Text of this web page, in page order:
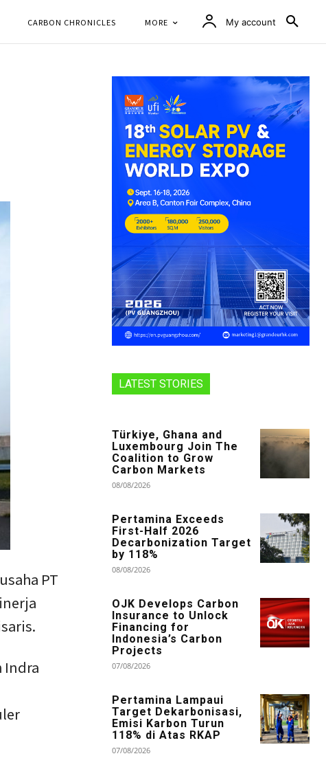
CARBON CHRONICLES MORE My account
PT
Indra
LATEST STORIES
Türkiye, Ghana and
Luxembourg Join The
Coalition to Grow
Carbon Markets
08/08/2026
Pertamina Exceeds
First-Half 2026
Decarbonization Target
by 118%
08/08/2026
OJK Develops Carbon
Insurance to Unlock
Financing for
Indonesia’s Carbon
Projects
07/08/2026
Pertamina Lampaui
Target Dekarbonisasi,
Emisi Karbon Turun
118% di Atas RKAP
07/08/2026